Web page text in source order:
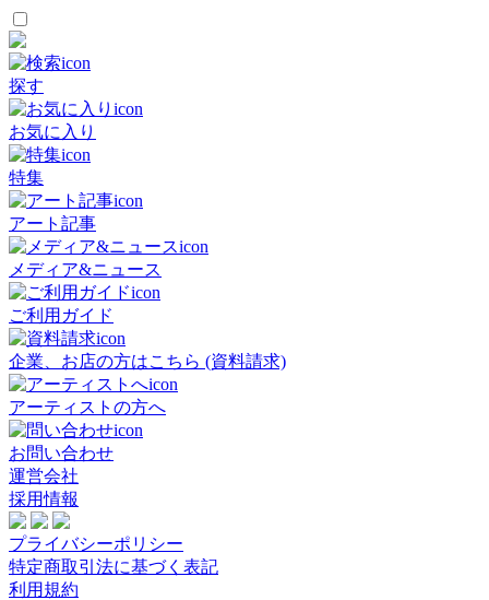
探す
お気に入り
特集
アート記事
メディア&ニュース
ご利用ガイド
企業、お店の方はこちら (資料請求)
アーティストの方へ
お問い合わせ
運営会社
採用情報
プライバシーポリシー
特定商取引法に基づく表記
利用規約